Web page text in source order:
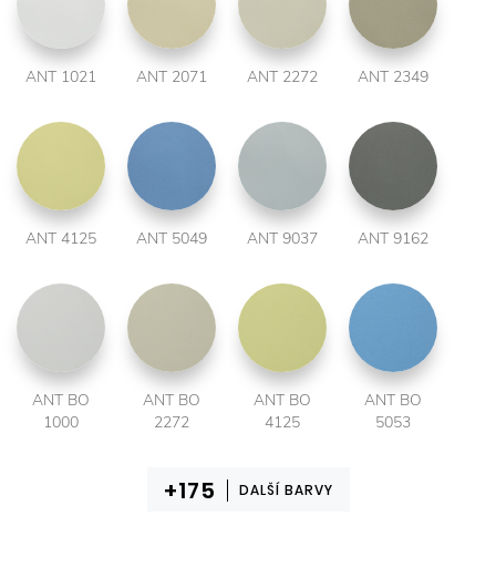
ANT 1021 ANT 2071 ANT 2272 ANT 2349
ANT 4125 ANT 5049 ANT 9037 ANT 9162
ANT BO
1000
ANT BO
2272
ANT BO
4125
ANT BO
5053
DALŠÍ BARVY